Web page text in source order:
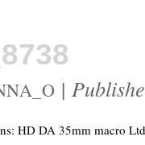
|
HD DA 35mm macro